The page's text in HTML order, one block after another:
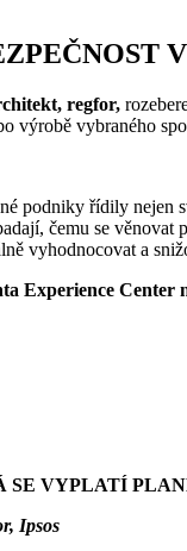
regfor,
výrobě vybraného
podniky řídily nejen
čemu se
vyhodnocovat a
Experience Center
SE VYPLATÍ
Ipsos